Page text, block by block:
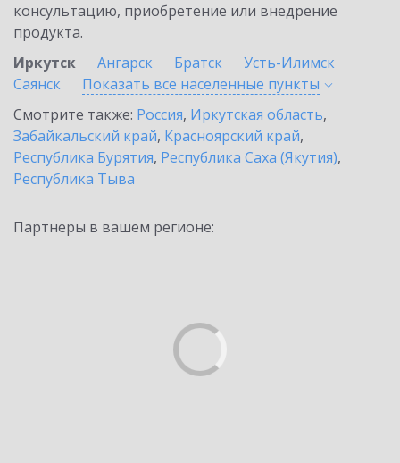
консультацию, приобретение или внедрение
продукта.
Иркутск
Ангарск Братск
Усть-Илимск
Саянск
Показать все населенные пункты
Смотрите также: Россия, Иркутская область,
Забайкальский край, Красноярский край,
Республика Бурятия, Республика Саха (Якутия),
Республика Тыва
Партнеры в вашем регионе: